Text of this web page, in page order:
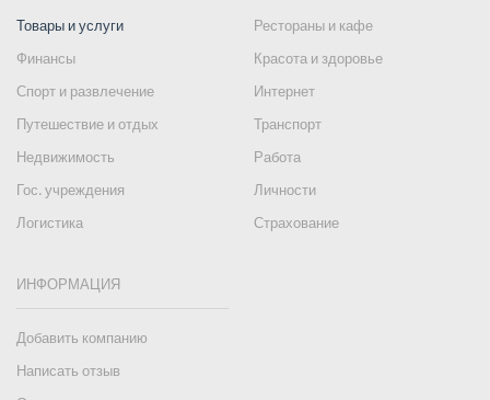
Товары и услуги
Рестораны и кафе
Финансы
Красота и здоровье
Спорт и развлечение
Интернет
Путешествие и отдых
Транспорт
Недвижимость
Работа
Гос. учреждения
Личности
Логистика
Страхование
ИНФОРМАЦИЯ
Добавить компанию
Написать отзыв